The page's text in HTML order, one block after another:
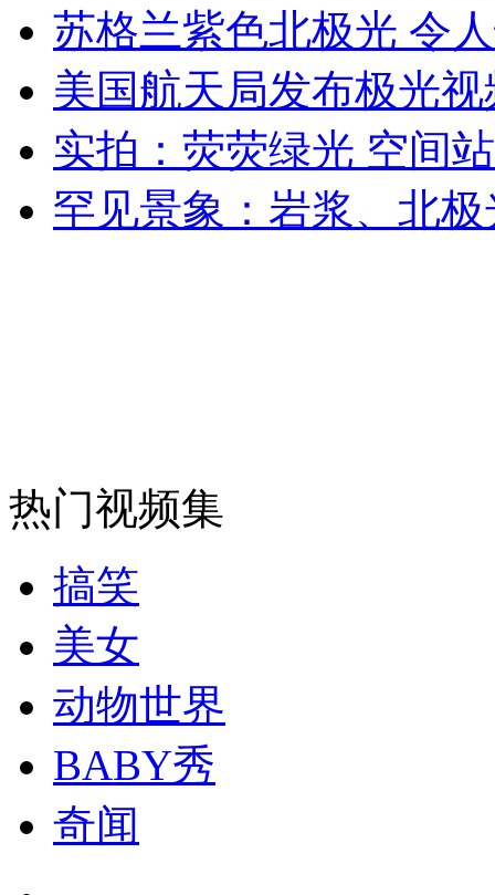
无痛分娩是否安全 医生回应
外交部：反对强权政治霸凌主义
外交部：有关国家言论片面不公正
纽约上演“枕头大战”
司机酒驾遇交警 急速倒车逃窜
苏格兰紫色北极光 令
美国航天局发布极光
实拍：荧荧绿光 空间
罕见景象：岩浆、北
热门视频集
搞笑
美女
动物世界
BABY秀
奇闻